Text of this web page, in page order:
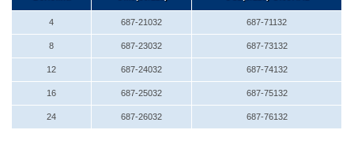
4 687-21032 687-71132
8 687-23032 687-73132
12 687-24032 687-74132
16 687-25032 687-75132
24 687-26032 687-76132